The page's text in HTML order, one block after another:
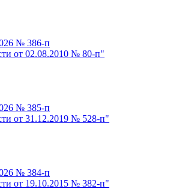
№ 386-п
от 02.08.2010 № 80-п"
№ 385-п
от 31.12.2019 № 528-п"
№ 384-п
от 19.10.2015 № 382-п"